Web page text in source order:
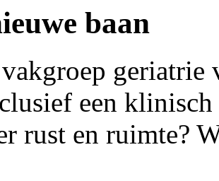
baan
geriatrie
een klinisch
rust en ruimte?